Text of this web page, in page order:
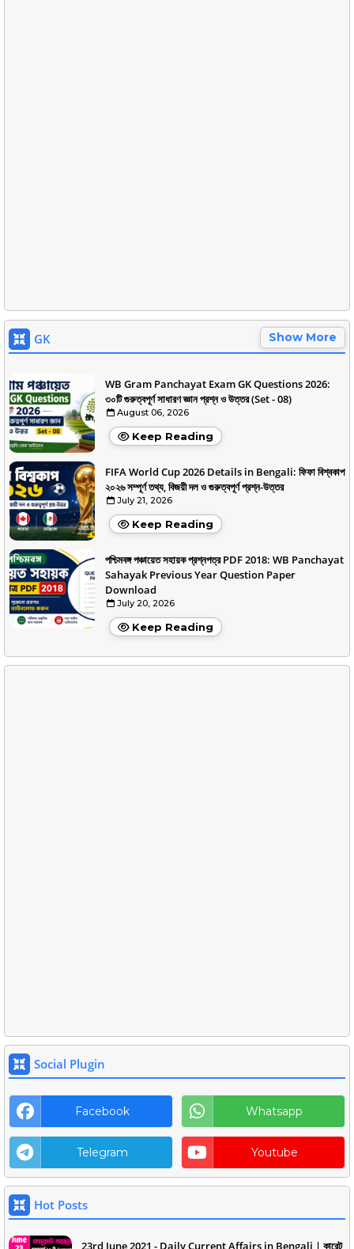
GK Show More
WB Gram Panchayat Exam GK Questions 2026:
৩০টি গুরুত্বপূর্ণ সাধারণ জ্ঞান প্রশ্ন ও উত্তর (Set - 08)
August 06, 2026
Keep Reading
FIFA World Cup 2026 Details in Bengali: ফিফা বিশ্বকাপ
২০২৬ সম্পূর্ণ তথ্য, বিজয়ী দল ও গুরুত্বপূর্ণ প্রশ্ন-উত্তর
July 21, 2026
Keep Reading
পশ্চিমবঙ্গ পঞ্চায়েত সহায়ক প্রশ্নপত্র PDF 2018: WB Panchayat
Sahayak Previous Year Question Paper
Download
July 20, 2026
Keep Reading
Social Plugin
Facebook Whatsapp
Telegram Youtube
Hot Posts
23rd June 2021 - Daily Current Affairs in Bengali | কারেন্ট